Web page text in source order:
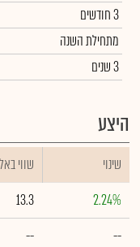
3 חודשים
מתחילת השנה
3 שנים
היצע
שינוי ₪ שווי
2.24%
13.3
--
--